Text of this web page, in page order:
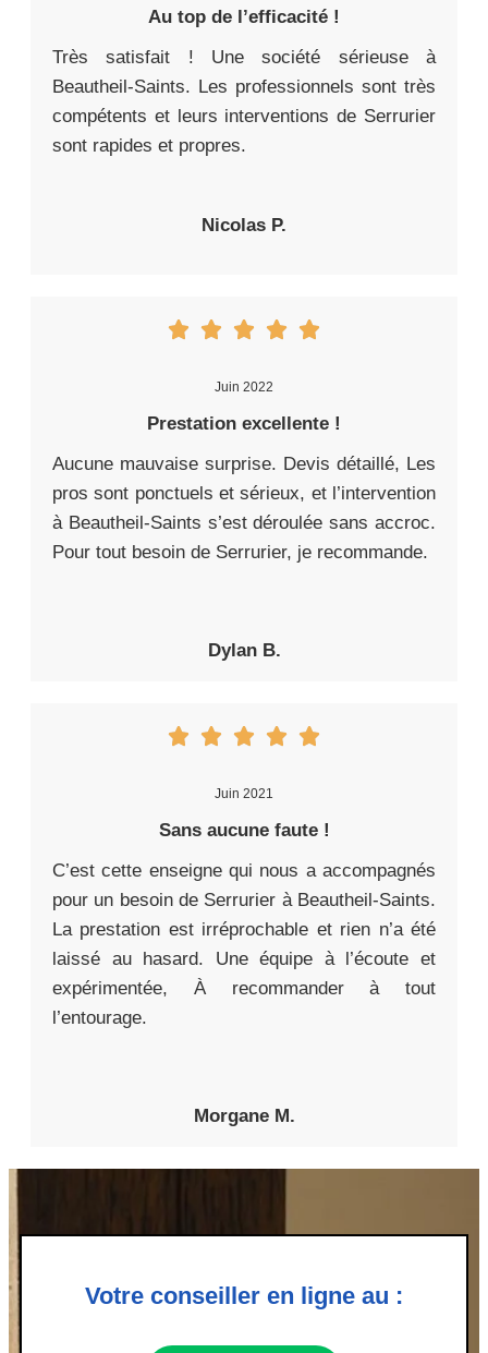
Au top de l’efficacité !
Très satisfait ! Une société sérieuse à
Beautheil-Saints. Les professionnels sont très
compétents et leurs interventions de Serrurier
sont rapides et propres.
Nicolas P.
Juin 2022
Prestation excellente !
Aucune mauvaise surprise. Devis détaillé, Les
pros sont ponctuels et sérieux, et l’intervention
à Beautheil-Saints s’est déroulée sans accroc.
Pour tout besoin de Serrurier, je recommande.
Dylan B.
Juin 2021
Sans aucune faute !
C’est cette enseigne qui nous a accompagnés
pour un besoin de Serrurier à Beautheil-Saints.
La prestation est irréprochable et rien n’a été
laissé au hasard. Une équipe à l’écoute et
expérimentée, À recommander à tout
l’entourage.
Morgane M.
Votre conseiller en ligne au :